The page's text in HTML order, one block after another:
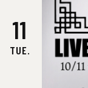
11
TUE.